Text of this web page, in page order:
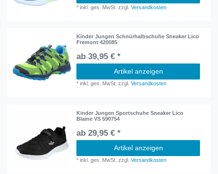
*inkl. ges. MwSt. zzgl.Versandkosten
Kinder Jungen Schnürhalbschuhe Sneaker Lico
Fremont 420085
ab 39,95 € *
Artikel anzeigen
*inkl. ges. MwSt. zzgl.Versandkosten
Kinder Jungen Sportschuhe Sneaker Lico
Blaine VS 590754
ab 29,95 € *
Artikel anzeigen
*inkl. ges. MwSt. zzgl.Versandkosten